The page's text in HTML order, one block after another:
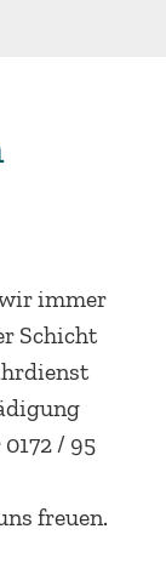
immer
Schicht
/ 95
freuen.